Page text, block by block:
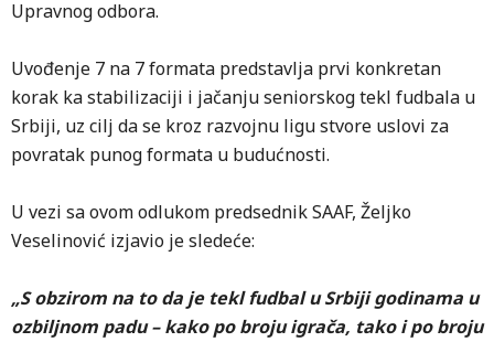
Upravnog odbora.
Uvođenje 7 na 7 formata predstavlja prvi konkretan
korak ka stabilizaciji i jačanju seniorskog tekl fudbala u
Srbiji, uz cilj da se kroz razvojnu ligu stvore uslovi za
povratak punog formata u budućnosti.
U vezi sa ovom odlukom predsednik SAAF, Željko
Veselinović izjavio je sledeće:
„S obzirom na to da je tekl fudbal u Srbiji godinama u
ozbiljnom padu – kako po broju igrača, tako i po broju